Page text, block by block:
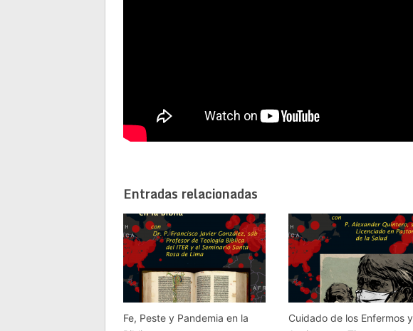
Entradas relacionadas
Fe, Peste y Pandemia en la
Cuidado de los Enfermos y